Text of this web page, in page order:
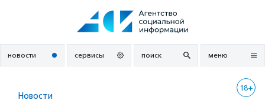
новости сервисы поиск меню
18+
Новости